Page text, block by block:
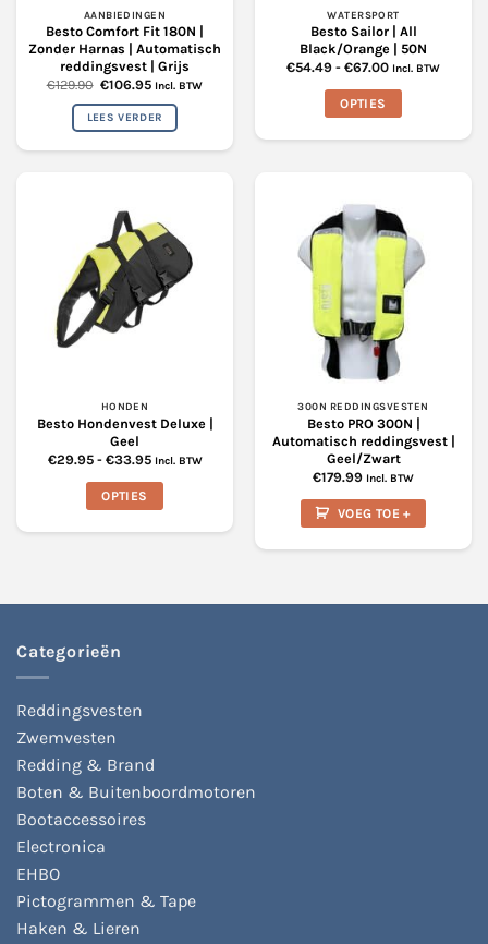
productpagina
AANBIEDINGEN
Besto Comfort Fit 180N |
Zonder Harnas | Automatisch
reddingsvest | Grijs
€129.90 Oorspronkelijke
was:
€129.90.
€106.95Huidige
is:
€106.95.
Incl. BTW
LEES VERDER
WATERSPORT
Besto Sailor | All
Black/Orange | 50N
€54.49 - €67.00Prijsklasse:
tot
Incl. BTW
OPTIES
variaties.
Deze
gekozen
worden
op
de
HONDEN
Besto Hondenvest Deluxe |
Geel
€29.95 - €33.95Prijsklasse:
tot
Incl. BTW
OPTIES
variaties.
worden
de
productpagina
300N REDDINGSVESTEN
Besto PRO 300N |
Automatisch reddingsvest |
Geel/Zwart
€179.99 Incl. BTW
VOEG TOE +
Categorieën
Reddingsvesten
Zwemvesten
Redding & Brand
Boten & Buitenboordmotoren
Bootaccessoires
Electronica
EHBO
Pictogrammen & Tape
Haken & Lieren